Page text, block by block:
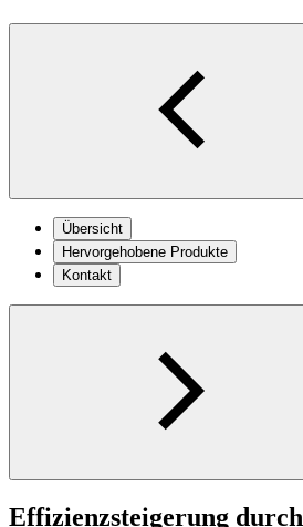
Übersicht
Hervorgehobene Produkte
Kontakt
Effizienzsteigerung durch